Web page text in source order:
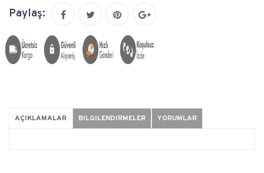
Paylaş:
AÇIKLAMALAR BILGILENDIRMELER YORUMLAR